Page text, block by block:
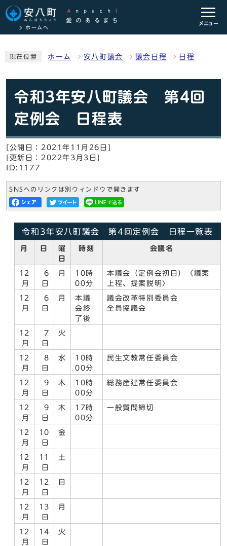
ホームへ
メニュー
現在位置 ホーム 安八町議会 議会日程 日程
令和3年安八町議会 第4回
定例会 日程表
[公開日：2021年11月26日]
[更新日：2022年3月3日]
ID:1177
SNSへのリンクは別ウィンドウで開きます
令和3年安八町議会 第4回定例会 日程一覧表
月 日
曜
日
時刻 会議名
12
月
6
日
月
10時
00分
本議会（定例会初日）〈議案
上程、提案説明〉
12
月
6
日
月
本議
会終
了後
議会改革特別委員会
全員協議会
12
月
7
日
火
12
月
8
日
水
10時
00分
民生文教常任委員会
12
月
9
日
木
10時
00分
総務産建常任委員会
12
月
9
日
木
17時
00分
一般質問締切
12
月
10
日
金
12
月
11
日
土
12
月
12
日
日
12
月
13
日
月
12
月
14
日
火